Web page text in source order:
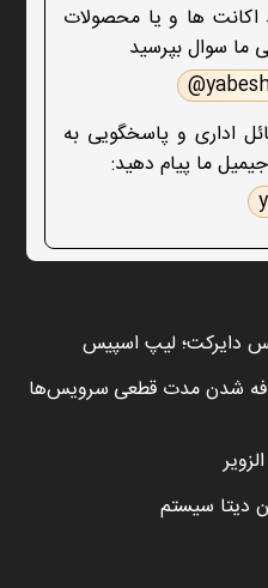
اکانت ها و یا محصولات
ما سوال بپرسید
اداری و پاسخگویی به
ما پیام دهید:
دایرکت؛ لیپ اسپیس
شدن مدت قطعی سرویس‌ها
دیتا سیستم